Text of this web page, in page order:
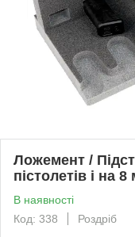
Ложемент /
пістолетів і на 8
В наявності
Код: 338
Роздріб